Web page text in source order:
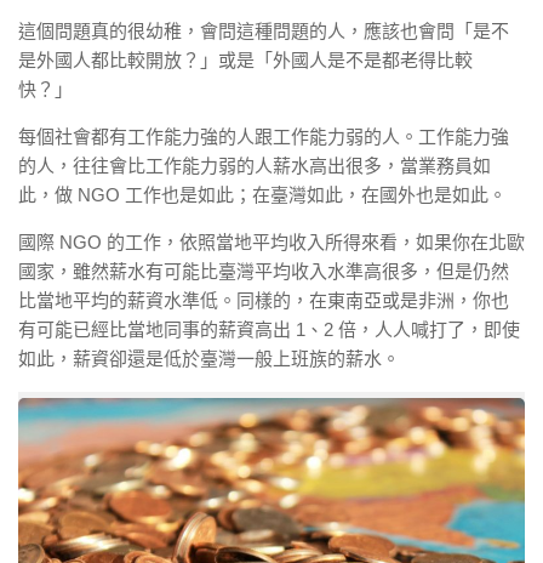
這個問題真的很幼稚，會問這種問題的人，應該也會問「是不
是外國人都比較開放？」或是「外國人是不是都老得比較
快？」
每個社會都有工作能力強的人跟工作能力弱的人。工作能力強
的人，往往會比工作能力弱的人薪水高出很多，當業務員如
此，做 NGO 工作也是如此；在臺灣如此，在國外也是如此。
國際 NGO 的工作，依照當地平均收入所得來看，如果你在北歐
國家，雖然薪水有可能比臺灣平均收入水準高很多，但是仍然
比當地平均的薪資水準低。同樣的，在東南亞或是非洲，你也
有可能已經比當地同事的薪資高出 1、2 倍，人人喊打了，即使
如此，薪資卻還是低於臺灣一般上班族的薪水。